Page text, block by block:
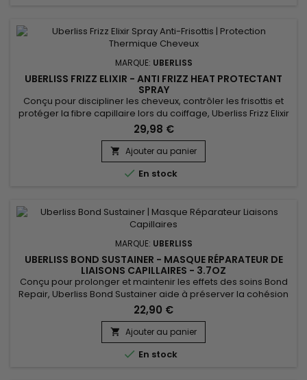
MARQUE: UBERLISS
UBERLISS FRIZZ ELIXIR - ANTI FRIZZ HEAT PROTECTANT
SPRAY
Conçu pour discipliner les cheveux, contrôler les frisottis et
protéger la fibre capillaire lors du coiffage, Uberliss Frizz Elixir
est un spray sans rinçage thermo-protecteur idéal pour les
cheveux sujets à l’humidité et aux frisottis. Sa formule enrichie
en huile de marula, huile de moringa et vitamine E nourrit
intensément la fibre capillaire,...
29,98 €
 Ajouter au panier
 En stock
MARQUE: UBERLISS
UBERLISS BOND SUSTAINER - MASQUE RÉPARATEUR DE
LIAISONS CAPILLAIRES - 3.7OZ
Conçu pour prolonger et maintenir les effets des soins Bond
Repair, Uberliss Bond Sustainer aide à préserver la cohésion
de la fibre capillaire et à renforcer durablement les liaisons
internes du cheveu après des traitements chimiques,
techniques ou thermiques. Ce soin professionnel contribue à
stabiliser la structure capillaire, à limiter la casse et...
22,90 €
 Ajouter au panier
 En stock